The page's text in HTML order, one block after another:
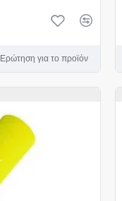
Ερώτηση για το προϊόν